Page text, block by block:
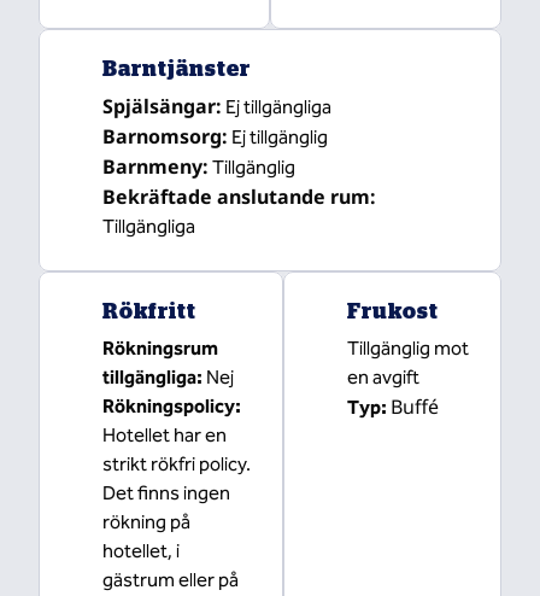
Barntjänster
Spjälsängar: Ej tillgängliga
Barnomsorg: Ej tillgänglig
Barnmeny: Tillgänglig
Bekräftade anslutande rum:
Tillgängliga
Rökfritt
Rökningsrum
tillgängliga: Nej
Rökningspolicy:
Hotellet har en
strikt rökfri policy.
Det finns ingen
rökning på
hotellet, i
gästrum eller på
Frukost
Tillgänglig mot
en avgift
Typ: Buffé